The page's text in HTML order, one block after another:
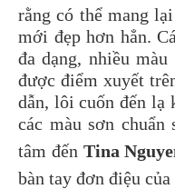
rằng có thể mang
mới đẹp hơn hẳn.
đa dạng, nhiều
được điểm xuyết
dẫn, lôi cuốn đến lạ
các màu sơn chuẩn
tâm đến Tina
bàn tay đơn điệu